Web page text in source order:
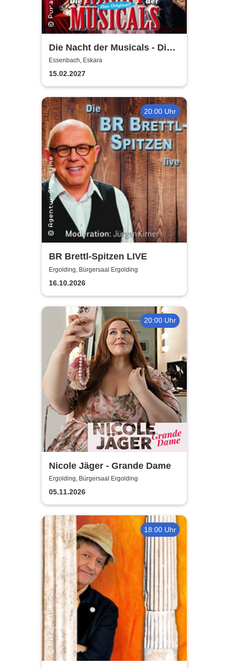
Die Nacht der Musicals - Die
erfolgreichste Musicalgala
aller Zeiten
Essenbach, Eskara
15.02.2027
20:00 Uhr
BR Brettl-Spitzen LIVE
Ergolding, Bürgersaal Ergolding
16.10.2026
20:00 Uhr
Nicole Jäger - Grande Dame
Ergolding, Bürgersaal Ergolding
05.11.2026
18:00 Uhr